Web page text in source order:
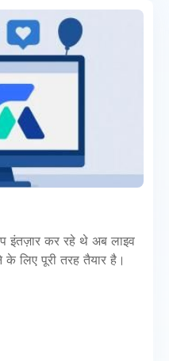
इंतज़ार कर रहे थे अब लाइव
लिए पूरी तरह तैयार है।